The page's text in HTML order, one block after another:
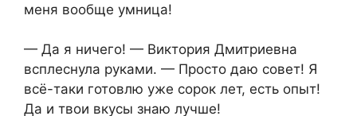
меня вообще умница!
— Да я ничего! — Виктория Дмитриевна
всплеснула руками. — Просто даю совет! Я
всё-таки готовлю уже сорок лет, есть опыт!
Да и твои вкусы знаю лучше!